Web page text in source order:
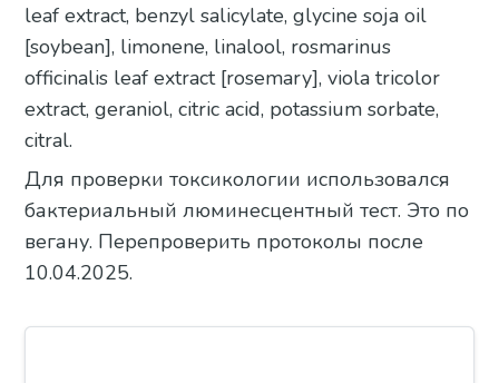
leaf extract, benzyl salicylate, glycine soja oil
[soybean], limonene, linalool, rosmarinus
officinalis leaf extract [rosemary], viola tricolor
extract, geraniol, citric acid, potassium sorbate,
citral.
Для проверки токсикологии использовался
бактериальный люминесцентный тест. Это по
вегану. Перепроверить протоколы после
10.04.2025.